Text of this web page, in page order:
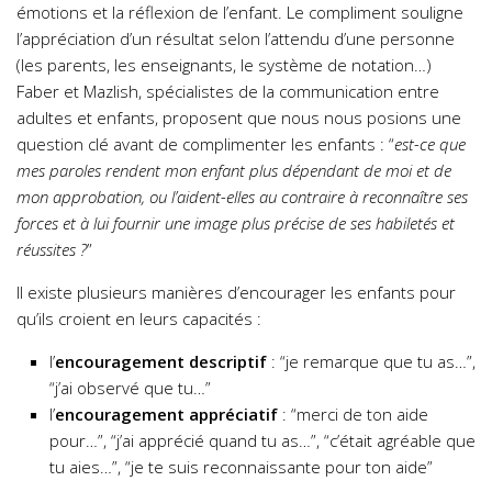
émotions et la réflexion de l’enfant. Le compliment souligne
l’appréciation d’un résultat selon l’attendu d’une personne
(les parents, les enseignants, le système de notation…)
Faber et Mazlish, spécialistes de la communication entre
adultes et enfants, proposent que nous nous posions une
question clé avant de complimenter les enfants : “est-ce que
mes paroles rendent mon enfant plus dépendant de moi et de
mon approbation, ou l’aident-elles au contraire à reconnaître ses
forces et à lui fournir une image plus précise de ses habiletés et
réussites ?”
Il existe plusieurs manières d’encourager les enfants pour
qu’ils croient en leurs capacités :
l’encouragement descriptif : “je remarque que tu as…”,
“j’ai observé que tu…”
l’encouragement appréciatif : “merci de ton aide
pour…”, “j’ai apprécié quand tu as…”, “c’était agréable que
tu aies…”, “je te suis reconnaissante pour ton aide”